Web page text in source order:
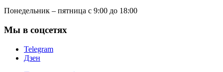
Понедельник – пятница с 9:00 до 18:00
Мы в соцсетях
Telegram
Дзен